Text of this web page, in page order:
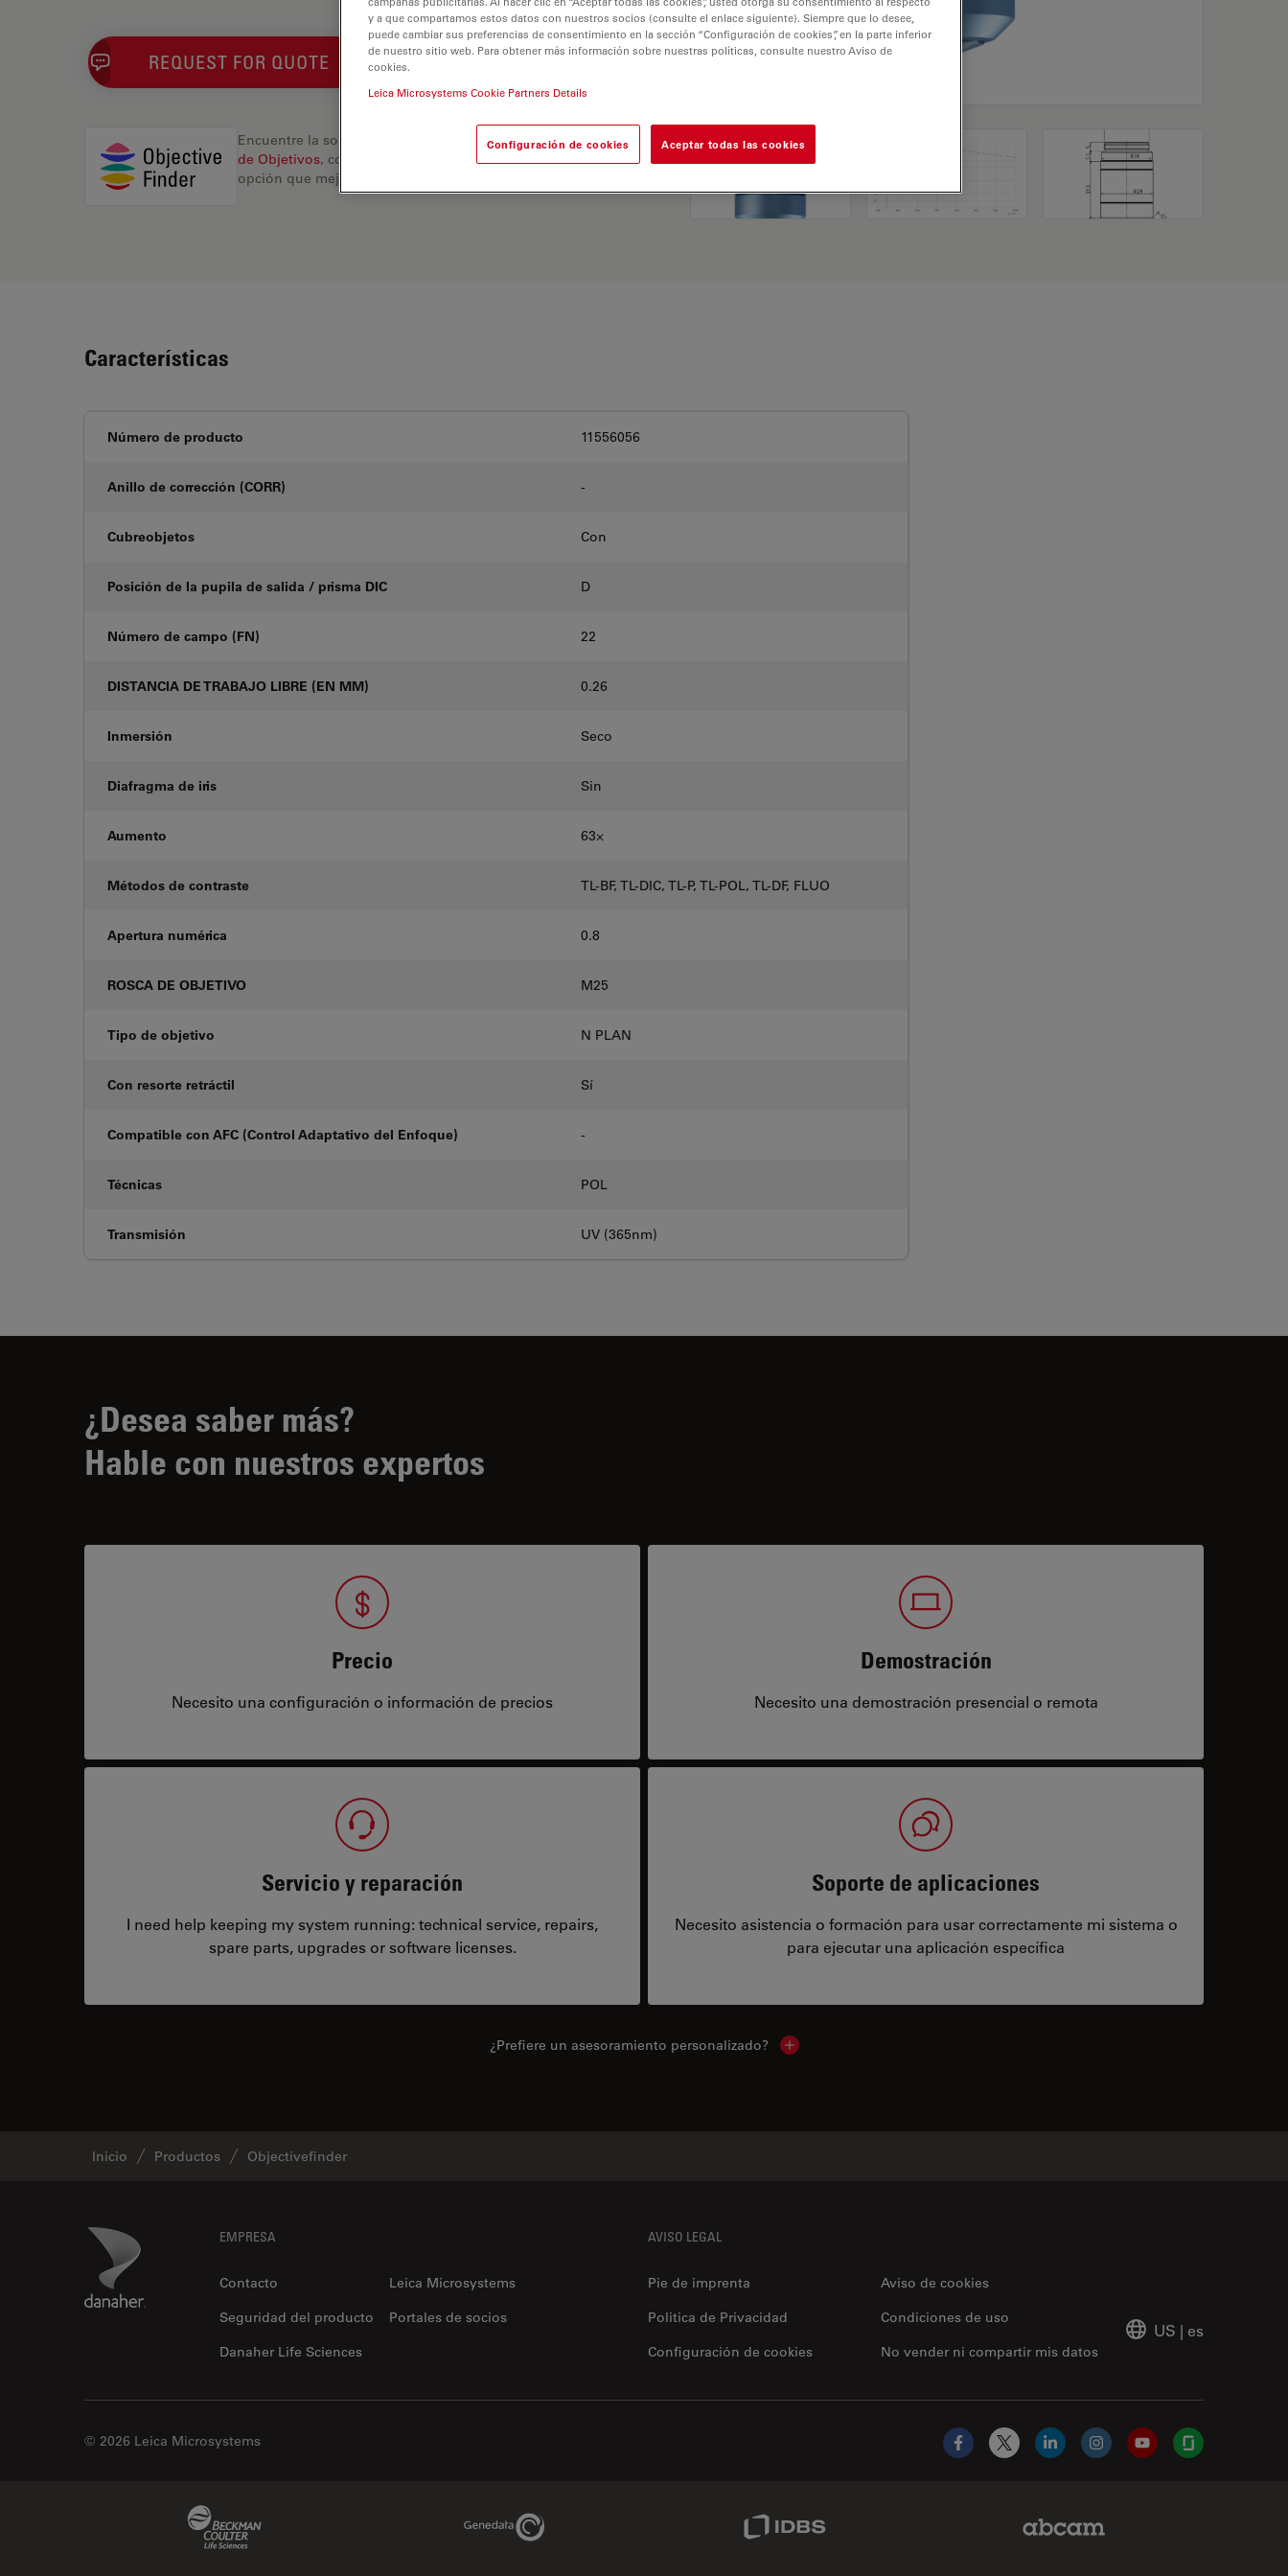
REQUEST FOR QUOTE
Encuentre la solución ideal. Explore nuestroBuscador
de Objetivos, compare alternativas y encuentre la
opción que mejor se adapte a sus necesidades.
Características
Número de producto 11556056
Anillo de corrección (CORR) -
Cubreobjetos Con
Posición de la pupila de salida / prisma DIC D
Número de campo (FN) 22
DISTANCIA DE TRABAJO LIBRE (EN MM) 0.26
Inmersión Seco
Diafragma de iris Sin
Aumento 63⨉
Métodos de contraste TL-BF, TL-DIC, TL-P, TL-POL, TL-DF, FLUO
Apertura numérica 0.8
ROSCA DE OBJETIVO M25
Tipo de objetivo N PLAN
Con resorte retráctil Sí
Compatible con AFC (Control Adaptativo del Enfoque) -
Técnicas POL
Transmisión UV (365nm)
¿Desea saber más?
Hable con nuestros expertos
Precio
Necesito una configuración o información de precios
Demostración
Necesito una demostración presencial o remota
Servicio y reparación
I need help keeping my system running: technical service, repairs,
spare parts, upgrades or software licenses.
Soporte de aplicaciones
Necesito asistencia o formación para usar correctamente mi sistema o
para ejecutar una aplicación específica
¿Prefiere un asesoramiento personalizado? Show local contacts
Inicio Productos Objectivefinder
Danaher Logo EMPRESA
Contacto
Leica Microsystems
Seguridad del producto
Portales de socios
Danaher Life Sciences
AVISO LEGAL
Pie de imprenta
Aviso de cookies
Politica de Privacidad
No vender ni compartir mis datos
Condiciones de uso
Configuración de cookies
US | es
© 2026 Leica Microsystems
Facebook
X LinkedInInstagramYouTubeGlassdoor
Genedata Link IDBS Link
y a que compartamos estos datos con nuestros socios (consulte el enlace siguiente). Siempre que lo desee,
puede cambiar sus preferencias de consentimiento en la sección “Configuración de cookies”, en la parte inferior
de nuestro sitio web. Para obtener más información sobre nuestras políticas, consulte nuestro Aviso de
cookies.
Leica Microsystems Cookie Partners Details
Configuración de cookies Aceptar todas las cookies